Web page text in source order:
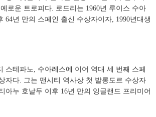
로운 트로피다. 로드리는 1960년 루이스 수아
64년 만의 스페인 출신 수상자이자, 1990년대생
스테파노, 수아레스에 이어 역대 세 번째 스페
자다. 그는 맨시티 역사상 첫 발롱도르 수상자
아누 호날두 이후 16년 만의 잉글랜드 프리미어